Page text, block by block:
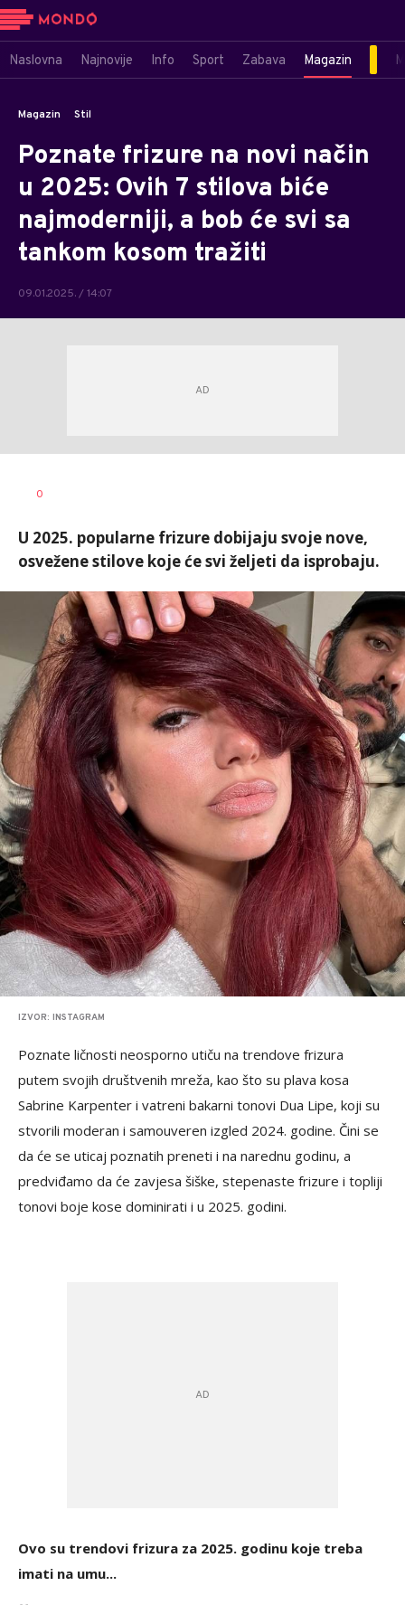
Naslovna Najnovije Info Sport Zabava Magazin
Magazin Stil
Poznate frizure na novi način
u 2025: Ovih 7 stilova biće
najmoderniji, a bob će svi sa
tankom kosom tražiti
09.01.2025. / 14:07
AUTOR
0
U 2025. popularne frizure dobijaju svoje nove,
osvežene stilove koje će svi željeti da isprobaju.
IZVOR: INSTAGRAM
Poznate ličnosti neosporno utiču na trendove frizura
putem svojih društvenih mreža, kao što su plava kosa
Sabrine Karpenter i vatreni bakarni tonovi Dua Lipe, koji su
stvorili moderan i samouveren izgled 2024. godine. Čini se
da će se uticaj poznatih preneti i na narednu godinu, a
predviđamo da će zavjesa šiške, stepenaste frizure i topliji
tonovi boje kose dominirati i u 2025. godini.
Ovo su trendovi frizura za 2025. godinu koje treba
imati na umu...